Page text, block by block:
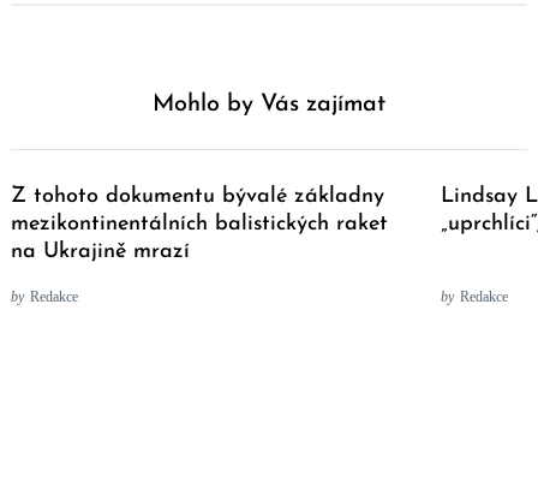
Mohlo by Vás zajímat
Z tohoto dokumentu bývalé základny
mezikontinentálních balistických raket
na Ukrajině mrazí
by Redakce
Lindsay
by Redakce